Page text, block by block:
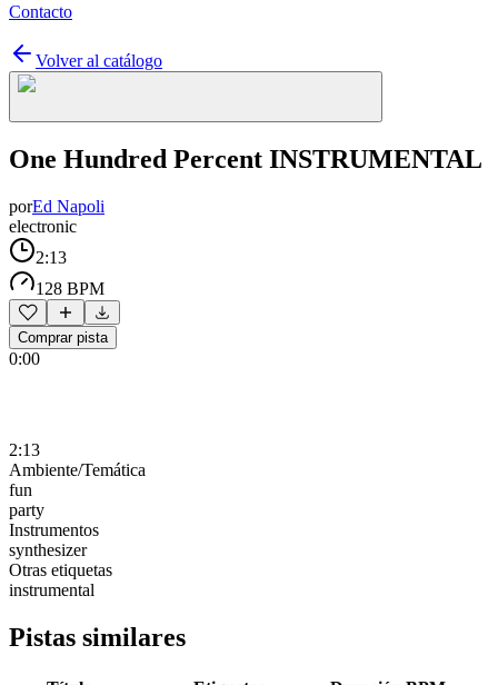
Contacto
Volver al catálogo
One Hundred Percent INSTRUMENTAL
porEd Napoli
electronic
2:13
128 BPM
Comprar pista
0:00
2:13
Ambiente/Temática
fun
party
Instrumentos
synthesizer
Otras etiquetas
instrumental
Pistas similares